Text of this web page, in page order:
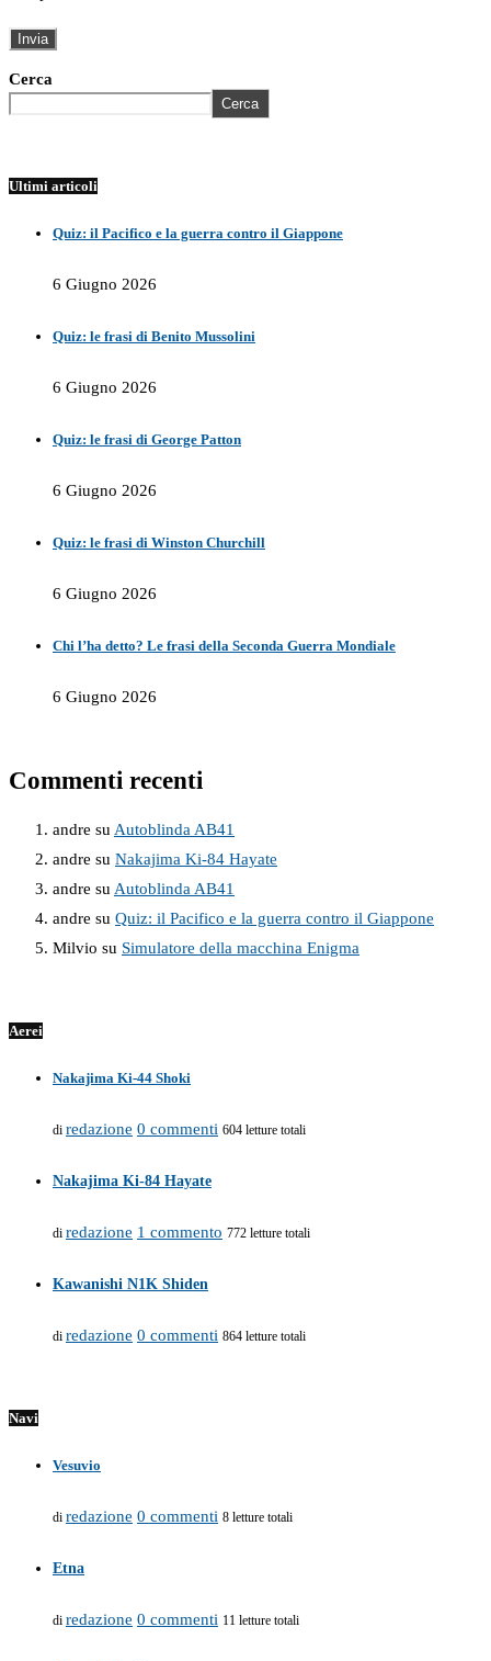
Cerca
Cerca
Ultimi articoli
Quiz: il Pacifico e la guerra contro il Giappone
6 Giugno 2026
Quiz: le frasi di Benito Mussolini
6 Giugno 2026
Quiz: le frasi di George Patton
6 Giugno 2026
Quiz: le frasi di Winston Churchill
6 Giugno 2026
Chi l’ha detto? Le frasi della Seconda Guerra Mondiale
6 Giugno 2026
Commenti recenti
andre su Autoblinda AB41
andre su Nakajima Ki-84 Hayate
andre su Autoblinda AB41
andre su Quiz: il Pacifico e la guerra contro il Giappone
Milvio su Simulatore della macchina Enigma
Aerei
Nakajima Ki-44 Shoki
di redazione 0 commenti 604 letture totali
Nakajima Ki-84 Hayate
di redazione 1 commento 772 letture totali
Kawanishi N1K Shiden
di redazione 0 commenti 864 letture totali
Navi
Vesuvio
di redazione 0 commenti 8 letture totali
Etna
di redazione 0 commenti 11 letture totali